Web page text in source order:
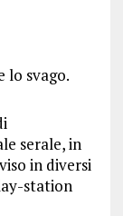
lo svago.
serale, in
in diversi
station